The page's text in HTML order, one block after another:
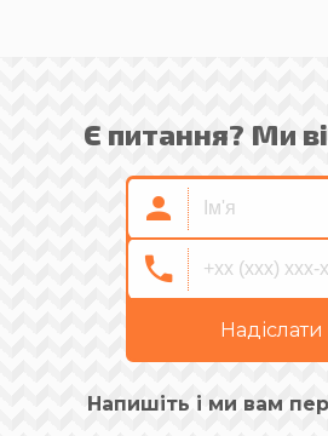
Є питання? Ми
Надіслати
Напишіть і ми вам